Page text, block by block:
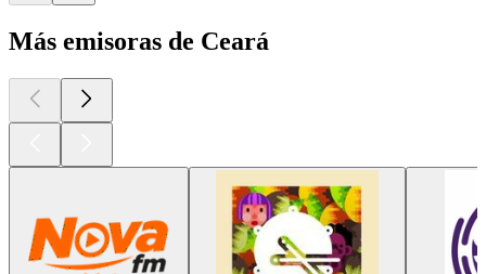
Más emisoras de Ceará